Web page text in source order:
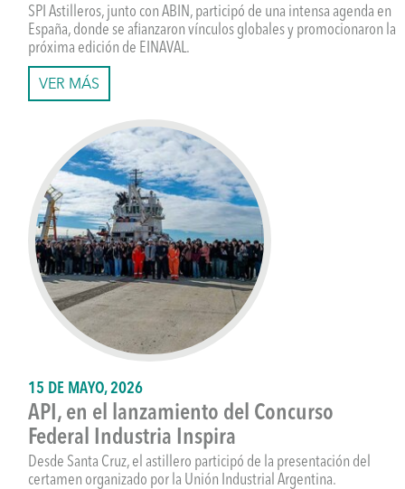
SPI Astilleros, junto con ABIN, participó de una intensa agenda en
España, donde se afianzaron vínculos globales y promocionaron la
próxima edición de EINAVAL.
VER MÁS
15 DE MAYO, 2026
API, en el lanzamiento del Concurso
Federal Industria Inspira
Desde Santa Cruz, el astillero participó de la presentación del
certamen organizado por la Unión Industrial Argentina.